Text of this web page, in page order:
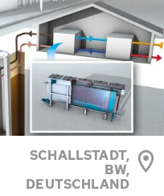
SCHALLSTADT,
BW,
DEUTSCHLAND